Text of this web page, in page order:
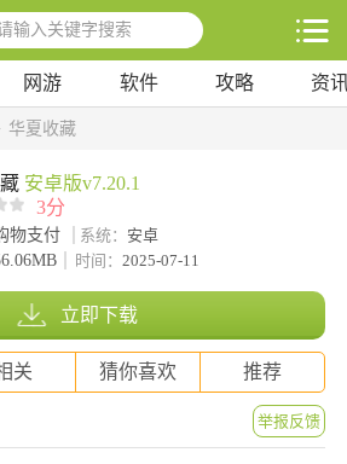
网游 软件 攻略 资
华夏收藏
安卓版v7.20.1
3分
物支付 系统： 安卓
时间： 2025-07-11
立即下载
关 猜你喜欢 推荐
举报反馈